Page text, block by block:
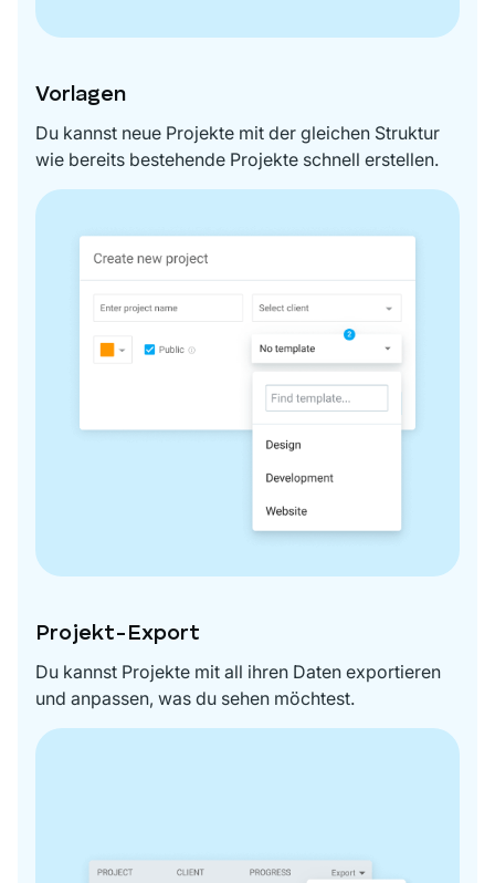
Vorlagen
Du kannst neue Projekte mit der gleichen Struktur
wie bereits bestehende Projekte schnell erstellen.
Projekt-Export
Du kannst Projekte mit all ihren Daten exportieren
und anpassen, was du sehen möchtest.